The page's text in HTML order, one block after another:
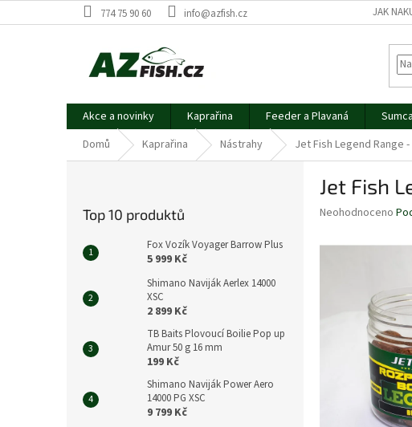
na
774 75 90 60 info@azfish.cz JAK
Akce a novinky Kaprařina Feeder a Plavaná
Domů
Kaprařina Nástrahy Jet Fish Legend Range
Top 10 produktů
Fox Vozík Voyager Barrow Plus
5 999 Kč
Shimano Naviják Aerlex 14000
XSC
2 899 Kč
TB Baits Plovoucí Boilie Pop up
Amur 50 g 16 mm
199 Kč
Shimano Naviják Power Aero
14000 PG XSC
9 799 Kč
Jet Fish
Průměrné
produktu
hvězdiček.
Neohodnoceno